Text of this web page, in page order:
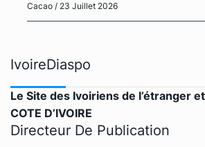
Cacao / 23 Juillet 2026
IvoireDiaspo
Le Site des Ivoiriens de l’étranger
COTE D’IVOIRE
Directeur De Publication